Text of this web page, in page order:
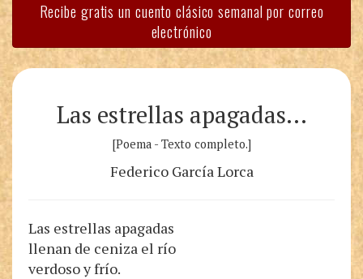
Recibe gratis un cuento clásico semanal por correo
electrónico
Las estrellas apagadas…
[Poema - Texto completo.]
Federico García Lorca
Las estrellas apagadas
llenan de ceniza el río
verdoso y frío.